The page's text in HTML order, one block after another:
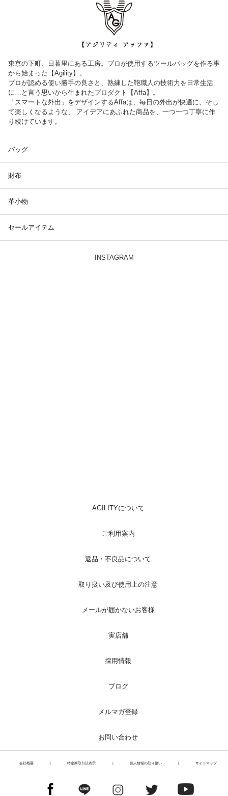
東京の下町、日暮里にある工房。プロが使用するツールバッグを作る事
から始まった【Agility】。
プロが認める使い勝手の良さと、熟練した鞄職人の技術力を日常生活
に…と言う思いから生まれたプロダクト【Affa】。
「スマートな外出」をデザインするAffaは、毎日の外出が快適に、そし
て楽しくなるような、 アイデアにあふれた商品を、一つ一つ丁寧に作
り続けています。
バッグ
財布
革小物
セールアイテム
INSTAGRAM
AGILITYについて
ご利用案内
返品・不良品について
取り扱い及び使用上の注意
メールが届かないお客様
実店舗
採用情報
ブログ
メルマガ登録
お問い合わせ
会社概要 特定商取引法表示 個人情報の取り扱い サイトマップ